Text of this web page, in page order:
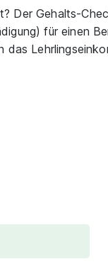
Der Gehalts-
für einen